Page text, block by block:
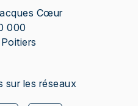
Cœur
000
Poitiers
sur les réseaux